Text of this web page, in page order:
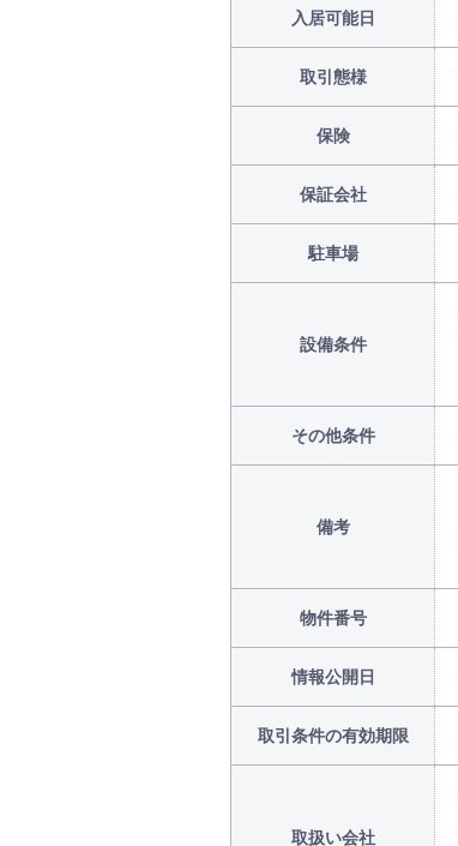
入居可能日
取引態様
保険
保証会社
駐車場
設備条件
その他条件
備考
物件番号
情報公開日
取引条件の有効期限
取扱い会社